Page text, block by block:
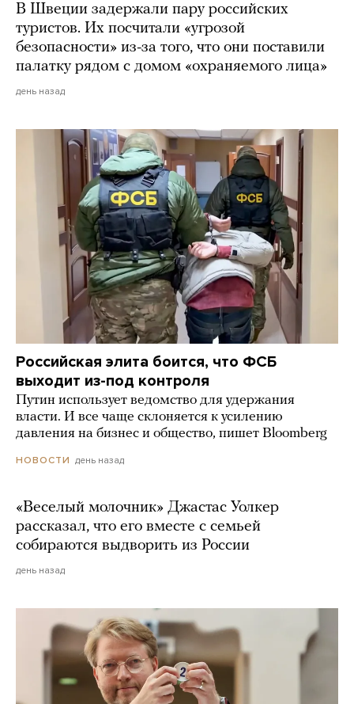
В Швеции задержали пару российских
туристов. Их посчитали «угрозой
безопасности» из-за того, что они поставили
палатку рядом с домом «охраняемого лица»
день назад
Российская элита боится, что ФСБ
выходит из-под контроля
Путин использует ведомство для удержания
власти. И все чаще склоняется к усилению
давления на бизнес и общество, пишет Bloomberg
НОВОСТИ день назад
«Веселый молочник» Джастас Уолкер
рассказал, что его вместе с семьей
собираются выдворить из России
день назад